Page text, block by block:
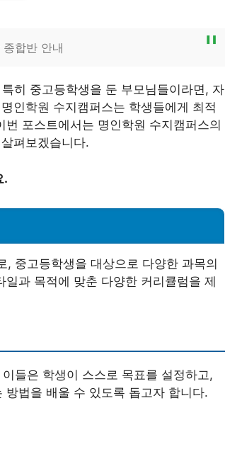
합반 안내
특히 중고등학생을 둔 부모님들이라면, 자
인학원 수지캠퍼스는 학생들에게 최적
포스트에서는 명인학원 수지캠퍼스의
펴보겠습니다.
.
중고등학생을 대상으로 다양한 과목의
과 목적에 맞춘 다양한 커리큘럼을 제
들은 학생이 스스로 목표를 설정하고,
법을 배울 수 있도록 돕고자 합니다.